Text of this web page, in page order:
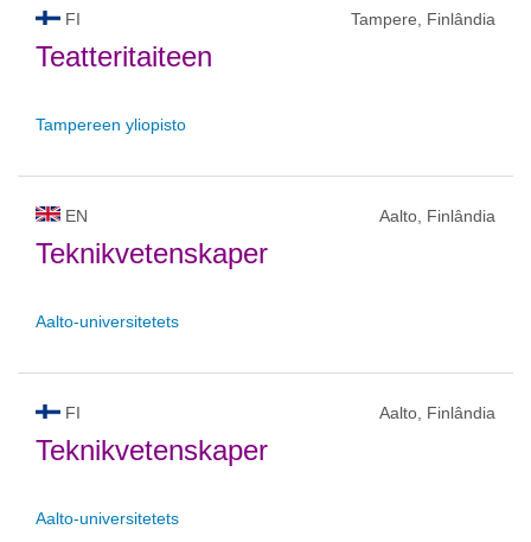
FI Tampere, Finlândia
Teatteritaiteen
Tampereen yliopisto
EN Aalto, Finlândia
Teknikvetenskaper
Aalto-universitetets
FI Aalto, Finlândia
Teknikvetenskaper
Aalto-universitetets